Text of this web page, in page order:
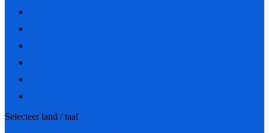
Selecteer land / taal